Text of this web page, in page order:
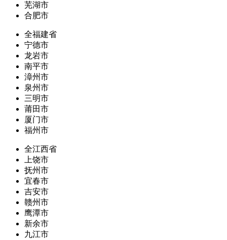
芜湖市
合肥市
全福建省
宁德市
龙岩市
南平市
漳州市
泉州市
三明市
莆田市
厦门市
福州市
全江西省
上饶市
抚州市
宜春市
吉安市
赣州市
鹰潭市
新余市
九江市